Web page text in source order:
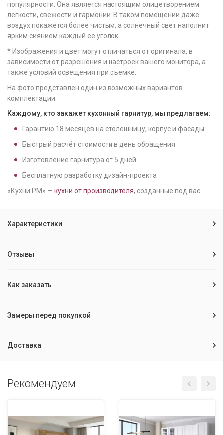
популярности. Она является настоящим олицетворением
легкости, свежести и гармонии. В таком помещении даже
воздух покажется более чистым, а солнечный свет наполнит
ярким сиянием каждый ее уголок.
* Изображения и цвет могут отличаться от оригинала, в
зависимости от разрешения и настроек вашего монитора, а
также условий освещения при съемке.
На фото представлен один из возможных вариантов
комплектации.
Каждому, кто закажет кухонный гарнитур, мы предлагаем:
Гарантию 18 месяцев на столешницу, корпус и фасады
Быстрый расчёт стоимости в день обращения
Изготовление гарнитура от 5 дней
Бесплатную разработку дизайн-проекта
«Кухни РМ» — кухни от производителя, созданные под вас.
Характеристики
Отзывы
Как заказать
Замеры перед покупкой
Доставка
Рекомендуем